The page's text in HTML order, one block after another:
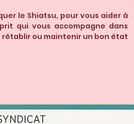
le Shiatsu, pour vous aider à
qui vous accompagne dans
ou maintenir un bon état